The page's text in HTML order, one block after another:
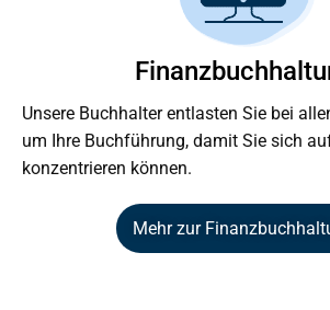
Unsere Buchhalter entlasten Sie bei
um Ihre Buchführung, damit Sie sich
konzentrieren können.
Mehr zur